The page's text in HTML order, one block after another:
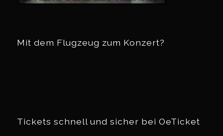
Mit dem Flugzeug zum Konzert?
Tickets schnell und sicher bei OeTicket